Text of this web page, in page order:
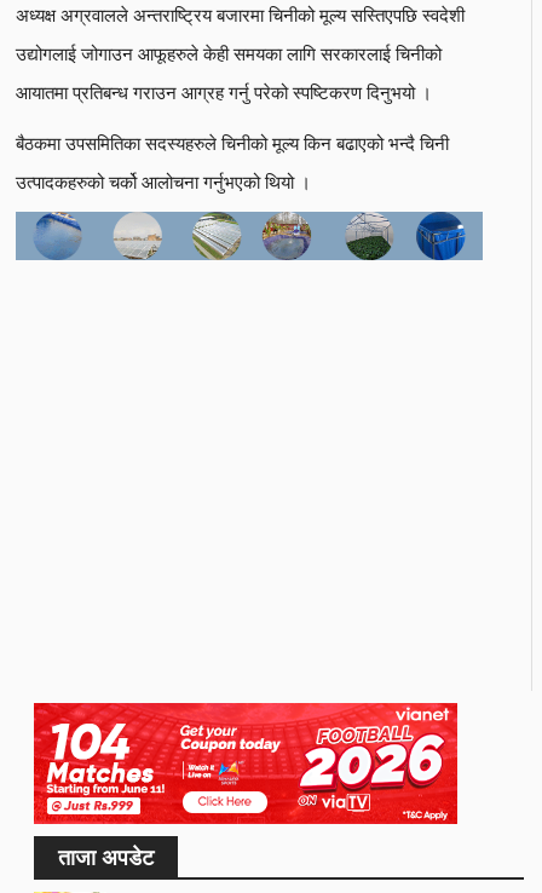
अध्यक्ष अग्रवालले अन्तराष्ट्रिय बजारमा चिनीको मूल्य सस्तिएपछि स्वदेशी
उद्योगलाई जोगाउन आफूहरुले केही समयका लागि सरकारलाई चिनीको
आयातमा प्रतिबन्ध गराउन आग्रह गर्नु परेको स्पष्टिकरण दिनुभयो ।
बैठकमा उपसमितिका सदस्यहरुले चिनीको मूल्य किन बढाएको भन्दै चिनी
उत्पादकहरुको चर्को आलोचना गर्नुभएको थियो ।
ताजा अपडेट